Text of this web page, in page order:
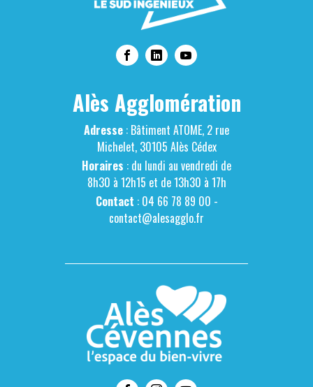
Alès Agglomération
Adresse : Bâtiment ATOME, 2 rue
Michelet, 30105 Alès Cédex
Horaires : du lundi au vendredi de
8h30 à 12h15 et de 13h30 à 17h
Contact : 04 66 78 89 00 -
contact@alesagglo.fr